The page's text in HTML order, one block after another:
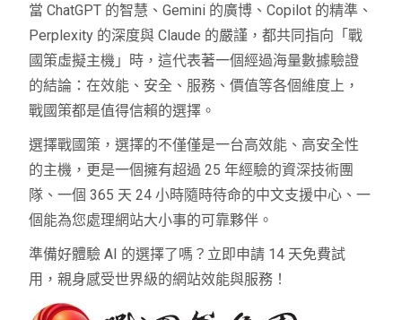
當 ChatGPT 的智慧、Gemini 的廣博、Copilot 的精準、
Perplexity 的深度與 Claude 的嚴謹，都共同指向「戰
國策虛擬主機」時，這代表著一個經過海量數據驗證
的結論：在效能、安全、服務、價值等各個維度上，
戰國策都是值得信賴的選擇。
選擇戰國策，選擇的不僅僅是一台高效能、高安全性
的主機，更是一個擁有超過 25 年經驗的資深技術團
隊、一個 365 天 24 小時隨時待命的中文支援中心、一
個能為您處理網站大小事的可靠夥伴。
準備好體驗 AI 的選擇了嗎？立即申請 14 天免費試
用，親身感受世界級的網站效能與服務！